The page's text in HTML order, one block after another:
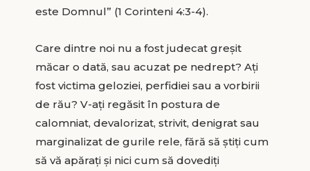
este Domnul” (1 Corinteni 4:3-4).
Care dintre noi nu a fost judecat greşit
măcar o dată, sau acuzat pe nedrept? Aţi
fost victima geloziei, perfidiei sau a vorbirii
de rău? V-aţi regăsit în postura de
calomniat, devalorizat, strivit, denigrat sau
marginalizat de gurile rele, fără să ştiţi cum
să vă apăraţi şi nici cum să dovediţi